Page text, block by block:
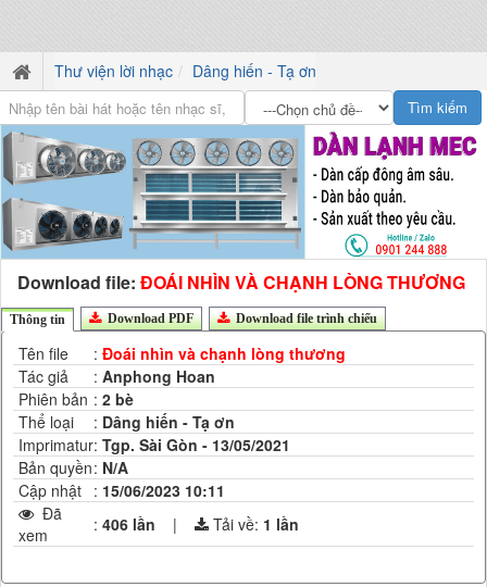
Thư viện lời nhạc Dâng hiến - Tạ ơn
Download file: ĐOÁI NHÌN VÀ CHẠNH LÒNG THƯƠNG
Thông tin Download PDF Download file trình chiếu
Tên file : Đoái nhìn và chạnh lòng thương
Tác giả
: Anphong Hoan
Phiên bản : 2 bè
Thể loại
: Dâng hiến - Tạ ơn
Imprimatur: Tgp. Sài Gòn - 13/05/2021
Bản quyền: N/A
Cập nhật : 15/06/2023 10:11
Đã
xem
: 406 lần | Tải về: 1 lần